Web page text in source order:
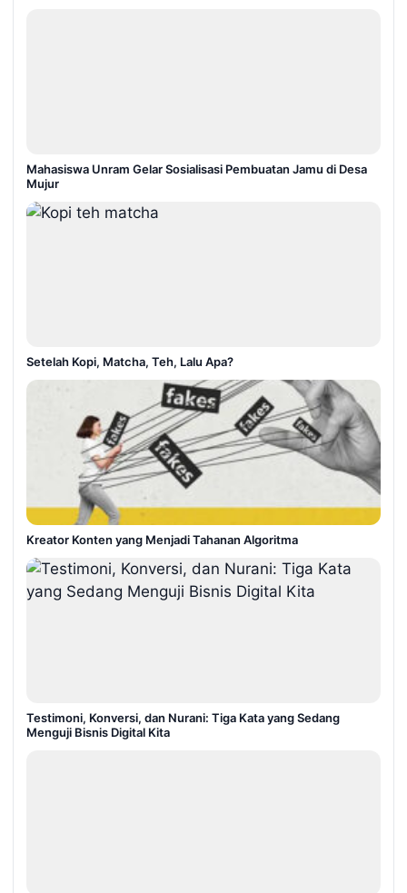
Mahasiswa Unram Gelar Sosialisasi Pembuatan Jamu di Desa
Mujur
Setelah Kopi, Matcha, Teh, Lalu Apa?
Kreator Konten yang Menjadi Tahanan Algoritma
Testimoni, Konversi, dan Nurani: Tiga Kata yang Sedang
Menguji Bisnis Digital Kita